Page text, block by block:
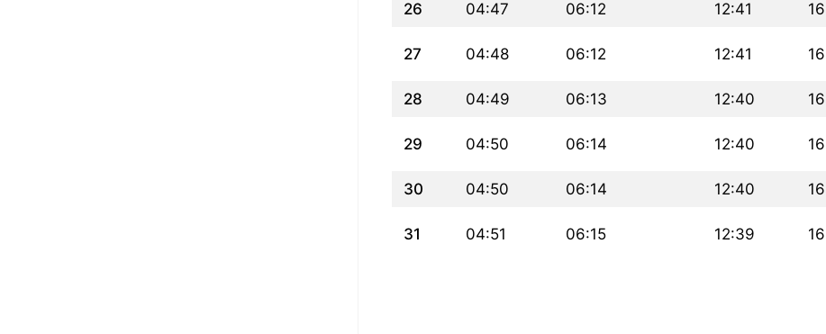
26 04:47 06:12 12:41
27 04:48 06:12 12:41
28 04:49 06:13 12:40
29 04:50 06:14 12:40
30 04:50 06:14 12:40
31 04:51 06:15 12:39